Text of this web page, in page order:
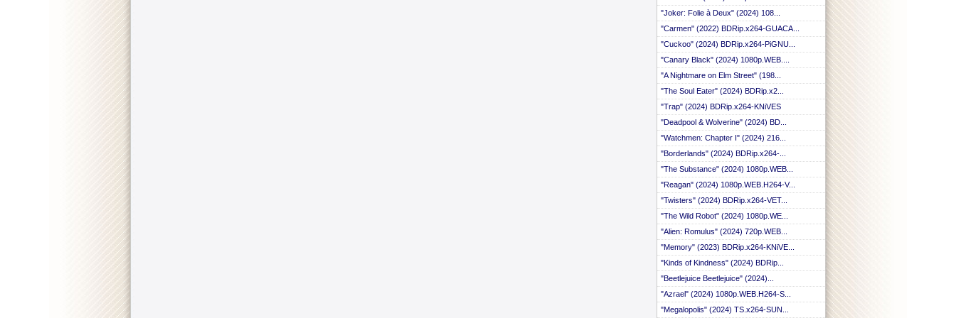
"Joker: Folie à Deux" (2024) 108...
"Carmen" (2022) BDRip.x264-GUACA...
"Cuckoo" (2024) BDRip.x264-PiGNU...
"Canary Black" (2024) 1080p.WEB....
"A Nightmare on Elm Street" (198...
"The Soul Eater" (2024) BDRip.x2...
"Trap" (2024) BDRip.x264-KNiVES
"Deadpool & Wolverine" (2024) BD...
"Watchmen: Chapter I" (2024) 216...
"Borderlands" (2024) BDRip.x264-...
"The Substance" (2024) 1080p.WEB...
"Reagan" (2024) 1080p.WEB.H264-V...
"Twisters" (2024) BDRip.x264-VET...
"The Wild Robot" (2024) 1080p.WE...
"Alien: Romulus" (2024) 720p.WEB...
"Memory" (2023) BDRip.x264-KNiVE...
"Kinds of Kindness" (2024) BDRip...
"Beetlejuice Beetlejuice" (2024)...
"Azrael" (2024) 1080p.WEB.H264-S...
"Megalopolis" (2024) TS.x264-SUN...